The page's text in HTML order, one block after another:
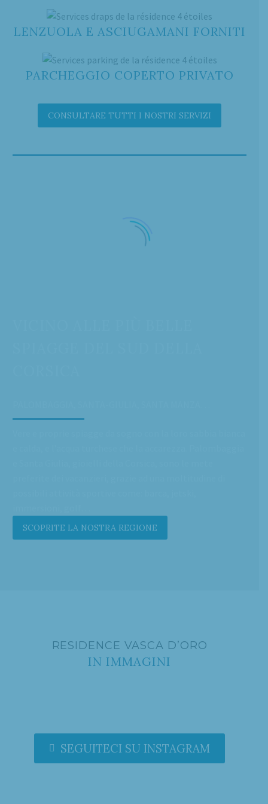
LENZUOLA E ASCIUGAMANI FORNITI
PARCHEGGIO COPERTO PRIVATO
CONSULTARE TUTTI I NOSTRI SERVIZI
SCOPRITE LA NOSTRA REGIONE
RESIDENCE VASCA D’ORO
IN IMMAGINI
 SEGUITECI SU INSTAGRAM